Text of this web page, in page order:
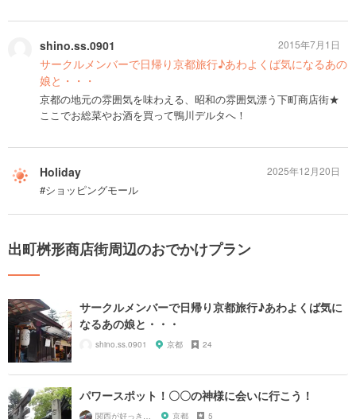
shino.ss.0901
サークルメンバーで日帰り京都旅行♪あわよくば気になるあの
娘と・・・
京都の地元の雰囲気を味わえる、昭和の雰囲気漂う下町商店街★
ここでお総菜やお酒を買って鴨川デルタへ！
2015年7月1日
Holiday
#ショッピングモール
2025年12月20日
出町桝形商店街周辺のおでかけプラン
サークルメンバーで日帰り京都旅行♪あわよくば気に
なるあの娘と・・・
shino.ss.0901 京都 24
パワースポット！〇〇の神様に会いに行こう！
関西が好っきゃねん 京都 5